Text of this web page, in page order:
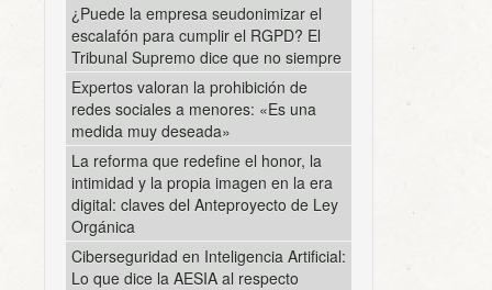
¿Puede la empresa seudonimizar el
escalafón para cumplir el RGPD? El
Tribunal Supremo dice que no siempre
Expertos valoran la prohibición de
redes sociales a menores: «Es una
medida muy deseada»
La reforma que redefine el honor, la
intimidad y la propia imagen en la era
digital: claves del Anteproyecto de Ley
Orgánica
Ciberseguridad en Inteligencia Artificial:
Lo que dice la AESIA al respecto